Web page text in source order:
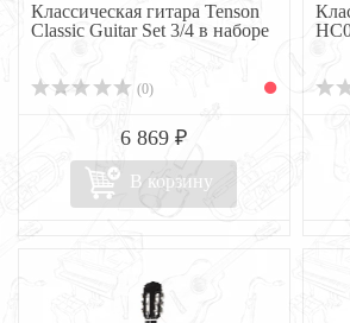
Классическая гитара Tenson
Classic Guitar Set 3/4 в наборе
(0)
6 869 ₽
В корзину